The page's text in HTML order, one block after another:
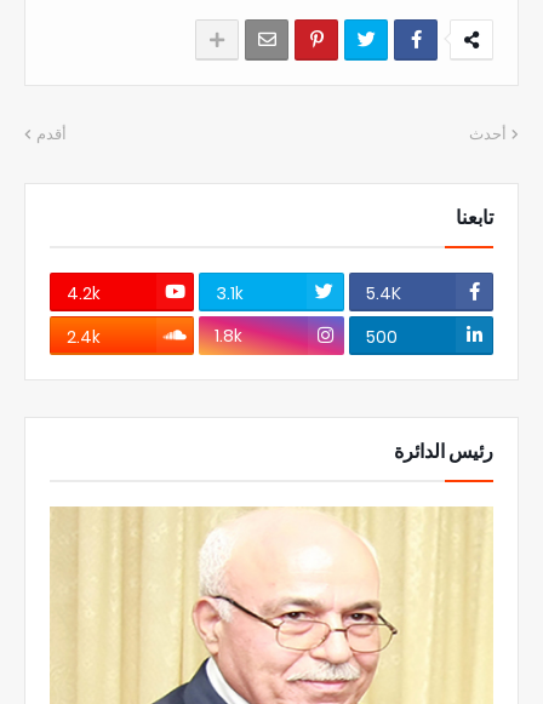
أحدث أقدم
تابعنا
5.4K
3.1k
4.2k
500
1.8k
2.4k
رئيس الدائرة